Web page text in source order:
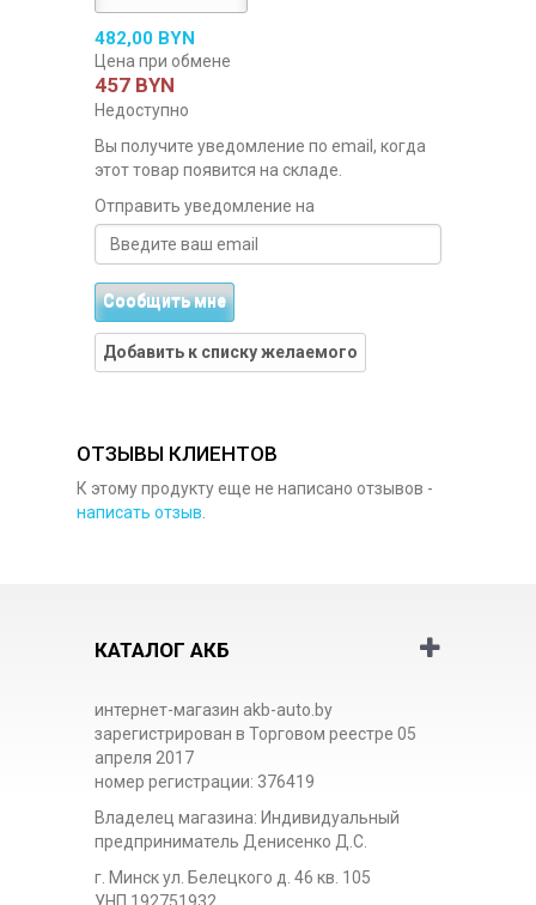
482,00 BYN
Цена при обмене
457 BYN
Недоступно
Вы получите уведомление по email, когда
этот товар появится на складе.
Отправить уведомление на
Сообщить мне
Добавить к списку желаемого
ОТЗЫВЫ КЛИЕНТОВ
К этому продукту еще не написано отзывов -
написать отзыв.
КАТАЛОГ АКБ
интернет-магазин akb-auto.by
зарегистрирован в Торговом реестре 05
апреля 2017
номер регистрации: 376419
Владелец магазина: Индивидуальный
предприниматель Денисенко Д.С.
г. Минск ул. Белецкого д. 46 кв. 105